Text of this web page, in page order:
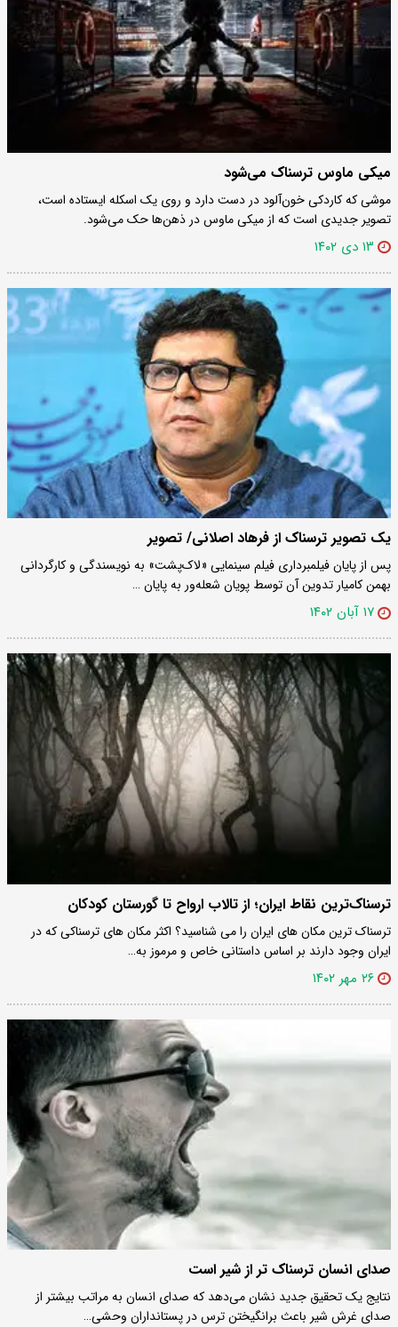
میکی ماوس ترسناک می‌شود
موشی که کاردکی خون‌آلود در دست دارد و روی یک اسکله ایستاده است،
تصویر جدیدی است که از میکی ماوس در ذهن‌ها حک می‌شود.
۱۳ دی ۱۴۰۲
یک تصویر ترسناک از فرهاد اصلانی/ تصویر
پس از پایان فیلمبرداری فیلم سینمایی «لاک‌پشت» به نویسندگی و کارگردانی
بهمن کامیار تدوین آن توسط پویان شعله‌ور به پایان …
۱۷ آبان ۱۴۰۲
ترسناک‌ترین نقاط ایران؛ از تالاب ارواح تا گورستان کودکان
ترسناک ترین مکان های ایران را می شناسید؟ اکثر مکان های ترسناکی که در
ایران وجود دارند بر اساس داستانی خاص و مرموز به…
۲۶ مهر ۱۴۰۲
صدای انسان ترسناک تر از شیر است
نتایج یک تحقیق جدید نشان می‌دهد که صدای انسان به مراتب بیشتر از
صدای غرش شیر باعث برانگیختن ترس در پستانداران وحشی…